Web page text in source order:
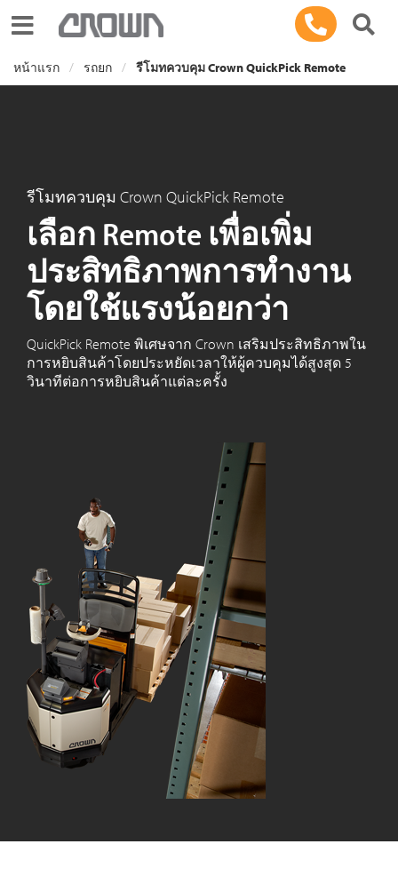
Toggle navigation
หน้าแรก รถยก รีโมทควบคุม Crown QuickPick Remote
รีโมทควบคุม Crown QuickPick Remote
เลือก Remote เพื่อเพิ่ม
ประสิทธิภาพการทำงาน
โดยใช้แรงน้อยกว่า
QuickPick Remote พิเศษจาก Crown เสริมประสิทธิภาพใน
การหยิบสินค้าโดยประหยัดเวลาให้ผู้ควบคุมได้สูงสุด 5
วินาทีต่อการหยิบสินค้าแต่ละครั้ง